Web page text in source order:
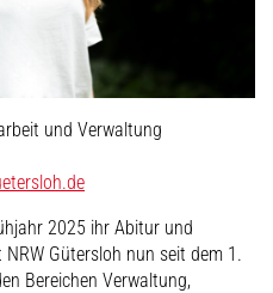
und Verwaltung
2025 ihr Abitur und
Gütersloh nun seit dem 1.
Bereichen Verwaltung,